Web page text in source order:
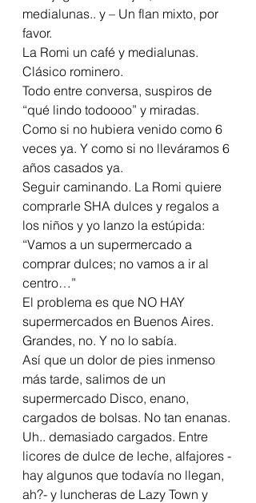
medialunas.. y – Un flan mixto, por
favor.
La Romi un café y medialunas.
Clásico rominero.
Todo entre conversa, suspiros de
“qué lindo todoooo” y miradas.
Como si no hubiera venido como 6
veces ya. Y como si no lleváramos 6
años casados ya.
Seguir caminando. La Romi quiere
comprarle SHA dulces y regalos a
los niños y yo lanzo la estúpida:
“Vamos a un supermercado a
comprar dulces; no vamos a ir al
centro…”
El problema es que NO HAY
supermercados en Buenos Aires.
Grandes, no. Y no lo sabía.
Así que un dolor de pies inmenso
más tarde, salimos de un
supermercado Disco, enano,
cargados de bolsas. No tan enanas.
Uh.. demasiado cargados. Entre
licores de dulce de leche, alfajores -
hay algunos que todavía no llegan,
ah?- y luncheras de Lazy Town y